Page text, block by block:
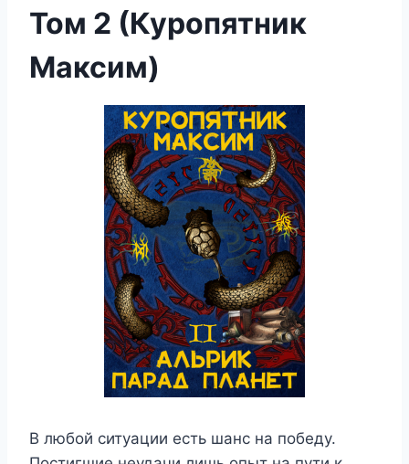
Том 2 (Куропятник
Максим)
В любой ситуации есть шанс на победу.